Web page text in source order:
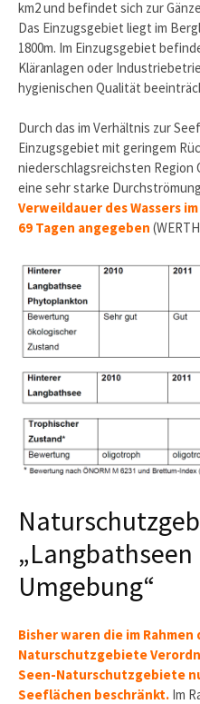
km2 und befindet sich zur
Das Einzugsgebiet liegt im
1800m. Im Einzugsgebiet
Kläranlagen oder
hygienischen Qualität
Durch das im Verhältnis zur
Einzugsgebiet mit geringem
niederschlagsreichsten
eine sehr starke
Verweildauer des Wassers
69 Tagen angegeben
Umgebung“
Bisher waren die im Rahmen
Naturschutzgebiete
Seen-Naturschutzgebiete
Seeflächen beschränkt. Im